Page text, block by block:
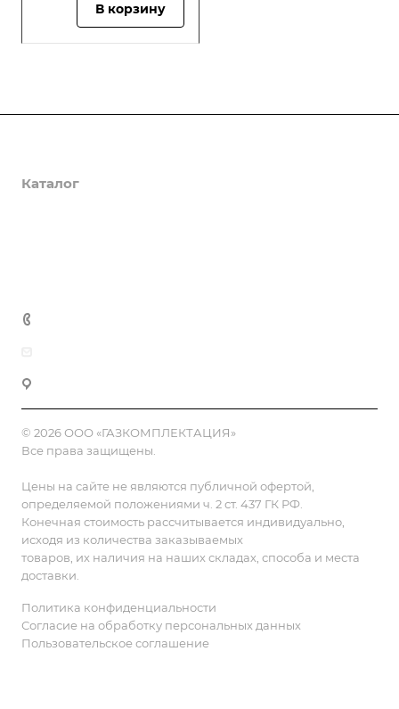
В корзину
Каталог
© 2026 ООО «ГАЗКОМПЛЕКТАЦИЯ»
Все права защищены.
Цены на сайте не являются публичной офертой,
определяемой положениями ч. 2 ст. 437 ГК РФ.
Конечная стоимость рассчитывается индивидуально,
исходя из количества заказываемых
товаров, их наличия на наших складах, способа и места
доставки.
Политика конфиденциальности
Согласие на обработку персональных данных
Пользовательское соглашение